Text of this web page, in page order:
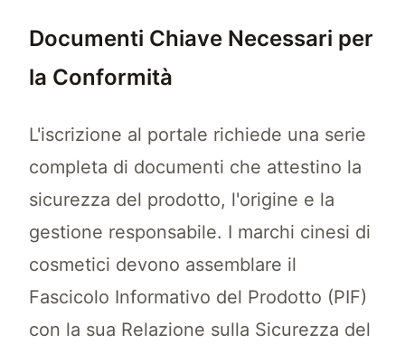
Documenti Chiave Necessari per
la Conformità
L'iscrizione al portale richiede una serie
completa di documenti che attestino la
sicurezza del prodotto, l'origine e la
gestione responsabile. I marchi cinesi di
cosmetici devono assemblare il
Fascicolo Informativo del Prodotto (PIF)
con la sua Relazione sulla Sicurezza del